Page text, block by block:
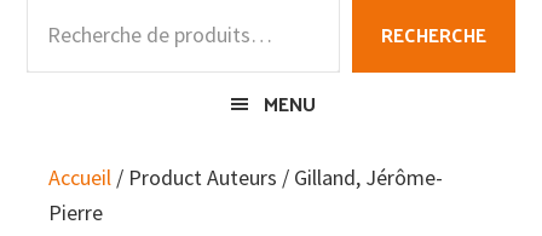
pour :
RECHERCHE
MENU
Accueil / Product Auteurs / Gilland, Jérôme-
Pierre